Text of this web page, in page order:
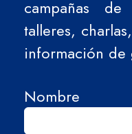
campañas
talleres,
información de
Nombre